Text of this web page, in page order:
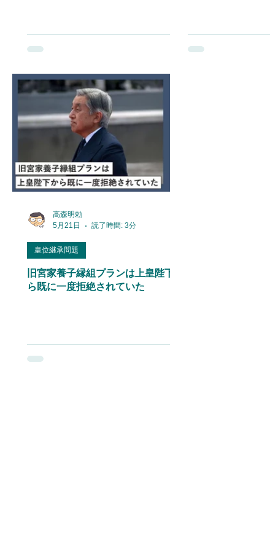
旧宮家養子縁組プランは上皇陛下か
ら既に一度拒絶されていた
皇位継承問題
高森明勅
5月21日
読了時間: 3分